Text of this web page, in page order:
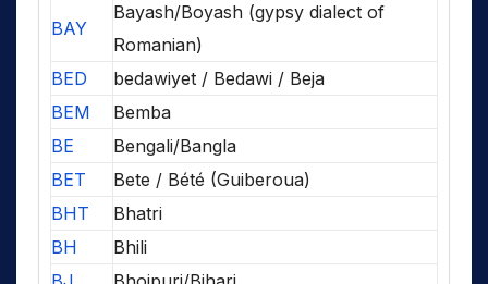
BAY
Bayash/Boyash (gypsy dialect of
Romanian)
BED
bedawiyet / Bedawi / Beja
BEM
Bemba
BE
Bengali/Bangla
BET
Bete / Bété (Guiberoua)
BHT
Bhatri
BH
Bhili